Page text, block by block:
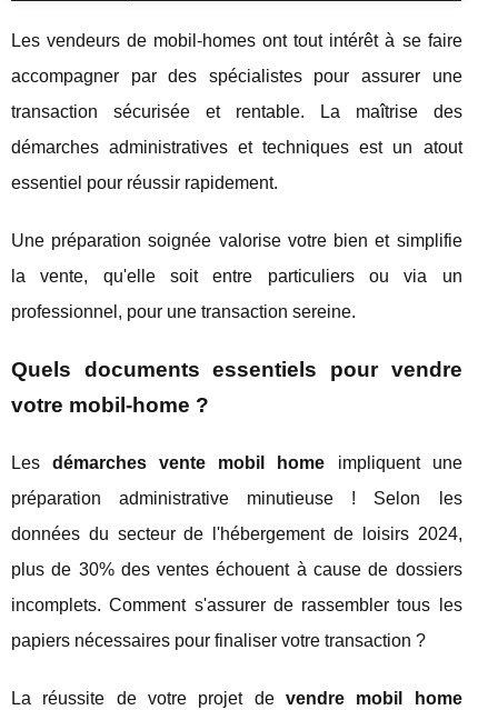
Les vendeurs de mobil-homes ont tout intérêt à se faire
accompagner par des spécialistes pour assurer une
transaction sécurisée et rentable. La maîtrise des
démarches administratives et techniques est un atout
essentiel pour réussir rapidement.
Une préparation soignée valorise votre bien et simplifie
la vente, qu'elle soit entre particuliers ou via un
professionnel, pour une transaction sereine.
Quels documents essentiels pour vendre
votre mobil-home ?
Lesdémarches vente mobil home impliquent une
préparation administrative minutieuse ! Selon les
données du secteur de l'hébergement de loisirs 2024,
plus de 30% des ventes échouent à cause de dossiers
incomplets. Comment s'assurer de rassembler tous les
papiers nécessaires pour finaliser votre transaction ?
La réussite de votre projet de vendre mobil home